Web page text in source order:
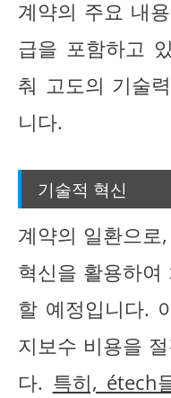
계약의 주요 내
급을 포함하고
춰 고도의 기술
니다.
기술적 혁신
계약의 일환으로
혁신을 활용하여
할 예정입니다.
지보수 비용을
다. 특히, étech